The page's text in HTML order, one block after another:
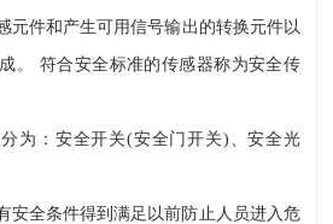
元件和产生可用信号输出的转换元件以
。 符合安全标准的传感器称为安全传
为：安全开关(安全门开关)、安全光
安全条件得到满足以前防止人员进入危